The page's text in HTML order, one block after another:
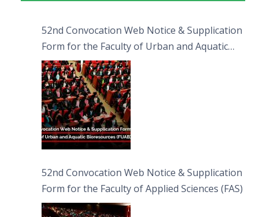
52nd Convocation Web Notice & Supplication
Form for the Faculty of Urban and Aquatic
Bioresources (FUAB)
52nd Convocation Web Notice & Supplication
Form for the Faculty of Applied Sciences (FAS)